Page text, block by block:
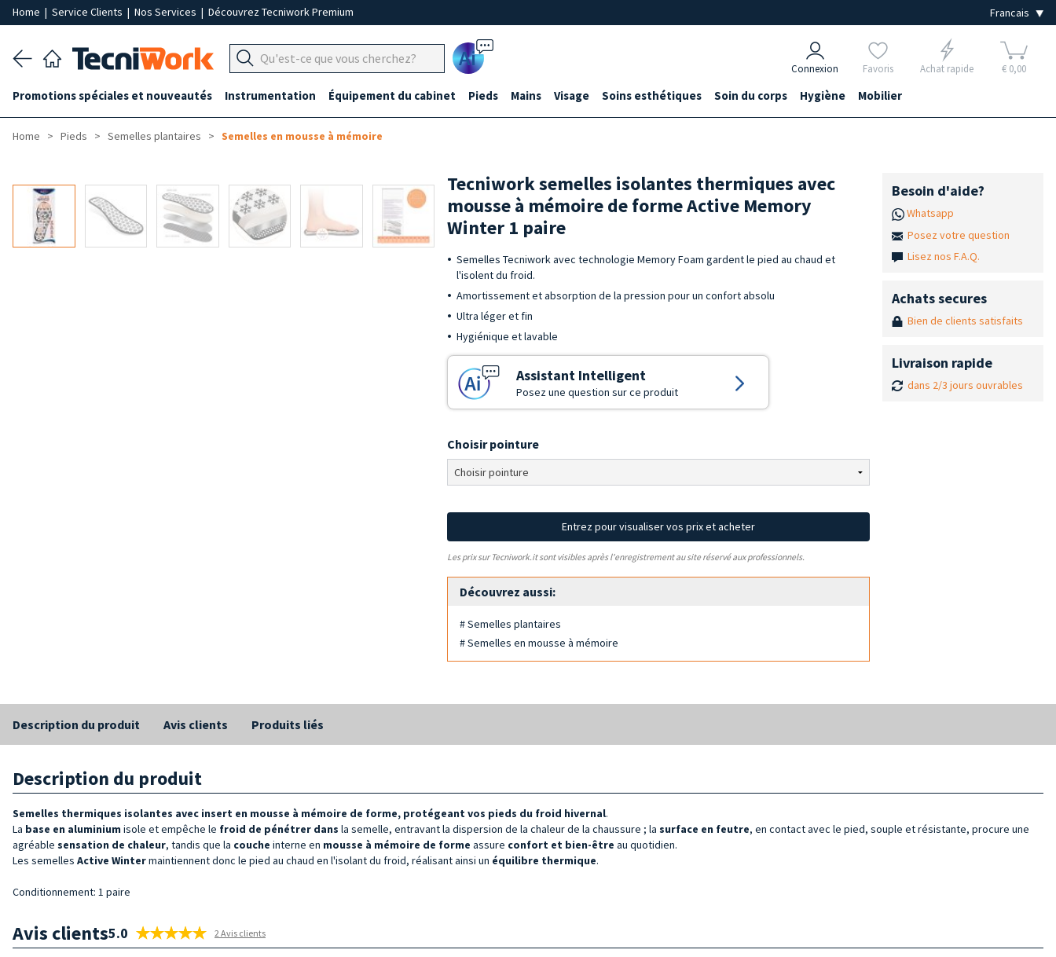
Home | Service Clients | Nos Services | Découvrez Tecniwork Premium
Ai Connexion Favoris Achat rapide € 0,00
Promotions spéciales et nouveautés Instrumentation Équipement du cabinet Pieds Mains Visage Soins esthétiques Soin du corps Hygiène Mobilier
Home Pieds Semelles plantaires Semelles en mousse à mémoire
Tecniwork semelles isolantes thermiques avec
mousse à mémoire de forme Active Memory
Winter 1 paire
Semelles Tecniwork avec technologie Memory Foam gardent le pied au chaud et
l'isolent du froid.
Amortissement et absorption de la pression pour un confort absolu
Ultra léger et fin
Hygiénique et lavable
Assistant Intelligent
Posez une question sur ce produit
Choisir pointure
Entrez pour visualiser vos prix et acheter
Les prix sur Tecniwork.it sont visibles après l'enregistrement au site réservé aux professionnels.
Découvrez aussi:
# Semelles plantaires
# Semelles en mousse à mémoire
Besoin d'aide?
Whatsapp
Posez votre question
Lisez nos F.A.Q.
Achats secures
Bien de clients satisfaits
Livraison rapide
dans 2/3 jours ouvrables
Description du produit Avis clients Produits liés
Description du produit
Semelles thermiques isolantes avec insert en mousse à mémoire de forme, protégeant vos pieds du froid hivernal.
La base en aluminium isole et empêche le froid de pénétrer dans la semelle, entravant la dispersion de la chaleur de la chaussure ; la surface en feutre, en contact avec le pied, souple et résistante, procure une
agréable sensation de chaleur, tandis que la couche interne en mousse à mémoire de forme assure confort et bien-être au quotidien.
Les semelles Active Wintermaintiennent donc le pied au chaud en l'isolant du froid, réalisant ainsi un équilibre thermique.
Conditionnement: 1 paire
Avis clients5.0 2 Avis clients